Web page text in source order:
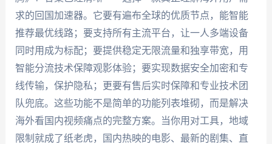
求的回国加速器。它要有遍布全球的优质节点，能智能
推荐最优线路；要支持所有主流平台，让一人多端设备
同时用成为标配；要提供稳定无限流量和独享带宽，用
智能分流技术保障观影体验；要实现数据安全加密和专
线传输，保护隐私；更要有售后实时保障和专业技术团
队兜底。这些功能不是简单的功能列表堆砌，而是解决
海外看国内视频痛点的完整方案。当你用对工具，地域
限制就成了纸老虎，国内热映的电影、最新的剧集、直